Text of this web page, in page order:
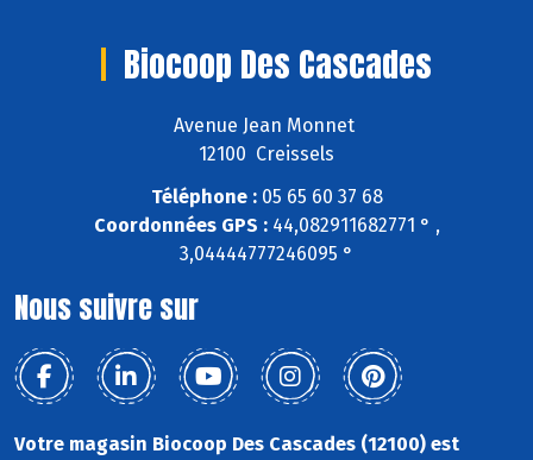
Biocoop Des Cascades
Avenue Jean Monnet
12100 Creissels
Téléphone :05 65 60 37 68
Coordonnées GPS :44,082911682771 ° ,
3,04444777246095 °
Nous suivre sur
Votre magasin Biocoop Des Cascades (12100) est